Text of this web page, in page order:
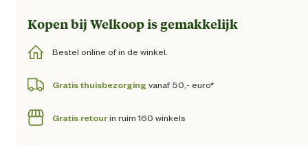
Kopen bij Welkoop is gemakkelijk
Bestel online of in de winkel.
Gratis thuisbezorging vanaf 50,- euro*
Gratis retourin ruim 160 winkels